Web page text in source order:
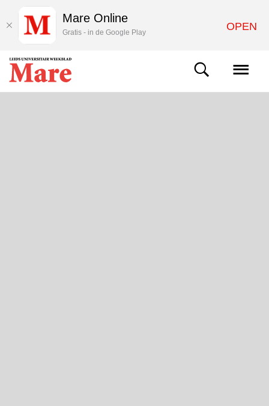
Mare Online
Gratis - in de Google Play OPEN